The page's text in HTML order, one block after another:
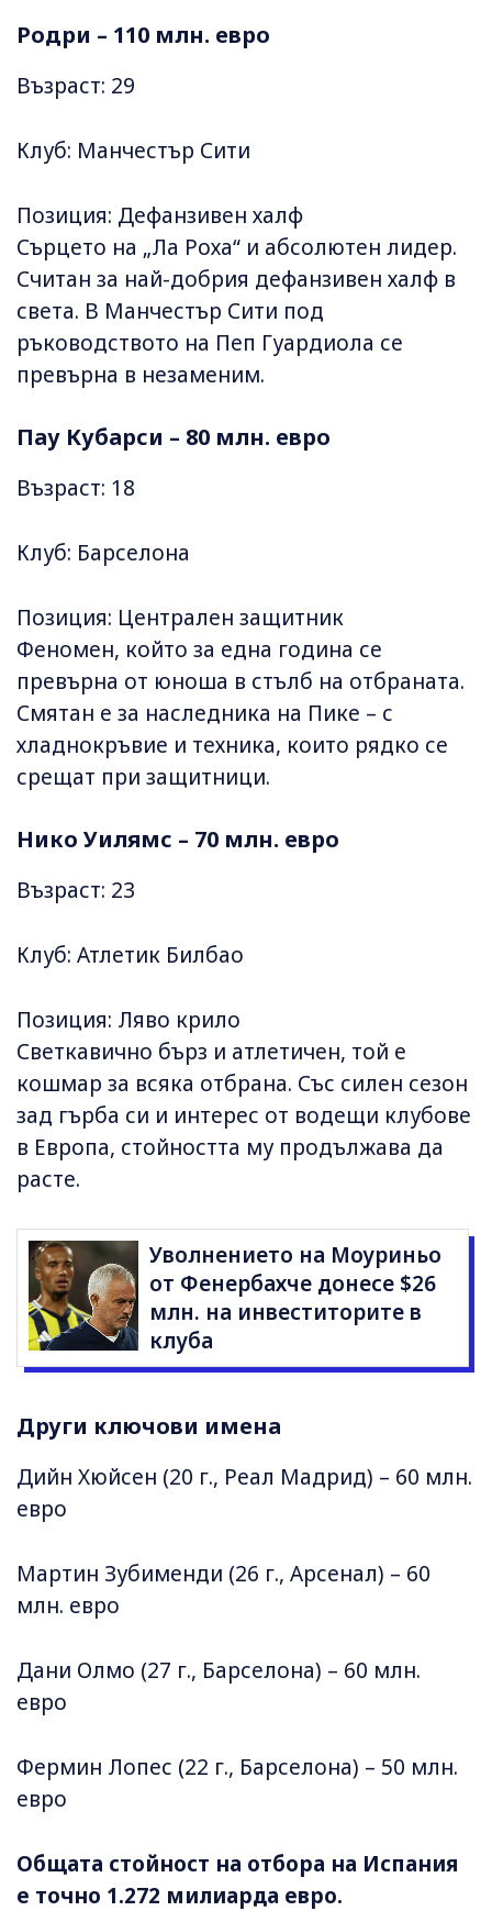
Родри – 110 млн. евро
Възраст: 29
Клуб: Манчестър Сити
Позиция: Дефанзивен халф
Сърцето на „Ла Роха“ и абсолютен лидер.
Считан за най-добрия дефанзивен халф в
света. В Манчестър Сити под
ръководството на Пеп Гуардиола се
превърна в незаменим.
Пау Кубарси – 80 млн. евро
Възраст: 18
Клуб: Барселона
Позиция: Централен защитник
Феномен, който за една година се
превърна от юноша в стълб на отбраната.
Смятан е за наследника на Пике – с
хладнокръвие и техника, които рядко се
срещат при защитници.
Нико Уилямс – 70 млн. евро
Възраст: 23
Клуб: Атлетик Билбао
Позиция: Ляво крило
Светкавично бърз и атлетичен, той е
кошмар за всяка отбрана. Със силен сезон
зад гърба си и интерес от водещи клубове
в Европа, стойността му продължава да
расте.
Уволнението на Моуриньо
от Фенербахче донесе $26
млн. на инвеститорите в
клуба
Други ключови имена
Дийн Хюйсен (20 г., Реал Мадрид) – 60 млн.
евро
Мартин Зубименди (26 г., Арсенал) – 60
млн. евро
Дани Олмо (27 г., Барселона) – 60 млн.
евро
Фермин Лопес (22 г., Барселона) – 50 млн.
евро
Общата стойност на отбора на Испания
е точно 1.272 милиарда евро.